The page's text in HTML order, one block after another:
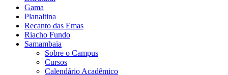
Gama
Planaltina
Recanto das Emas
Riacho Fundo
Samambaia
Sobre o Campus
Cursos
Calendário Acadêmico